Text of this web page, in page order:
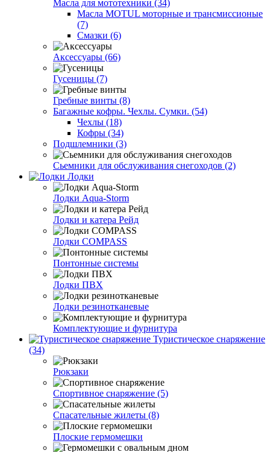
Масла для мототехники (34)
Масла MOTUL моторные и трансмиссионые
(7)
Смазки (6)
Аксессуары (66)
Гусеницы (7)
Гребные винты (8)
Багажные кофры. Чехлы. Сумки. (54)
Чехлы (18)
Кофры (34)
Подшлемники (3)
Сьемники для обслуживания снегоходов (2)
Лодки
Лодки Aqua-Storm
Лодки и катера Рейд
Лодки COMPASS
Понтонные системы
Лодки ПВХ
Лодки резинотканевые
Комплектующие и фурнитура
Туристическое снаряжение
(34)
Рюкзаки
Спортивное снаряжение (5)
Спасательные жилеты (8)
Плоские гермомешки